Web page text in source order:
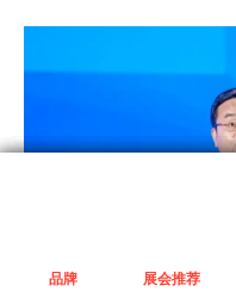
面料 面料
人物
政策法规 商业信息
女装 流行发布
IT信息化 IT信息化
市场营销 经营管理
品牌 展会推荐